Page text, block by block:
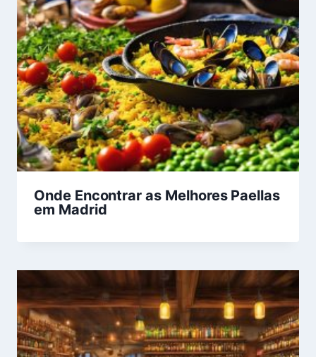
Onde Encontrar as Melhores Paellas
em Madrid